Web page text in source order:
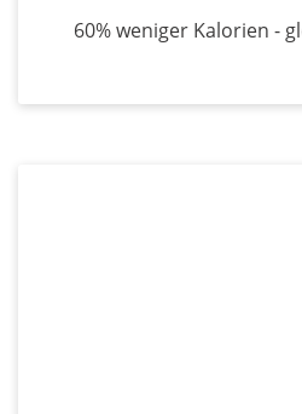
60% weniger Kalorien -